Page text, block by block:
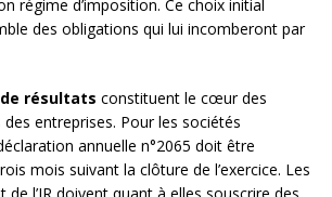
régime d’imposition. Ce choix initial
des obligations qui lui incomberont par
résultats constituent le cœur des
entreprises. Pour les sociétés
annuelle n°2065 doit être
mois suivant la clôture de l’exercice. Les